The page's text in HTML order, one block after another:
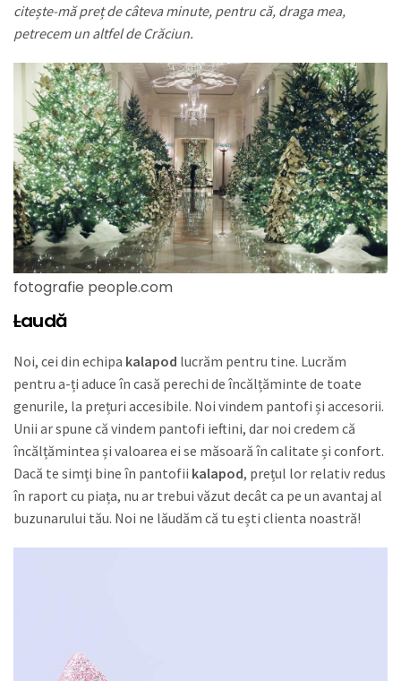
citește-mă preț de câteva minute, pentru că, draga mea,
petrecem un altfel de Crăciun.
fotografie people.com
Laudă
Noi, cei din echipa kalapod lucrăm pentru tine. Lucrăm
pentru a-ți aduce în casă perechi de încălțăminte de toate
genurile, la prețuri accesibile. Noi vindem pantofi și accesorii.
Unii ar spune că vindem pantofi ieftini, dar noi credem că
încălțămintea și valoarea ei se măsoară în calitate și confort.
Dacă te simți bine în pantofii kalapod, prețul lor relativ redus
în raport cu piața, nu ar trebui văzut decât ca pe un avantaj al
buzunarului tău. Noi ne lăudăm că tu ești clienta noastră!